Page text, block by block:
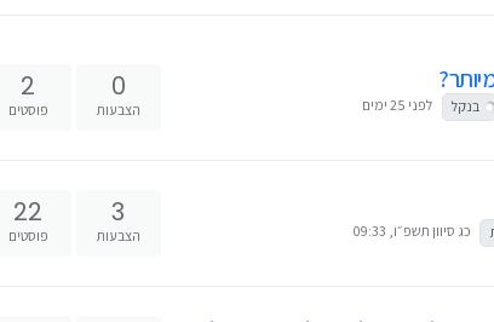
בנקל לפני 25 ימים
0
הצבעות
2
פוסטים
כג סיוון תשפ״ו, 09:33
3
הצבעות
22
פוסטים